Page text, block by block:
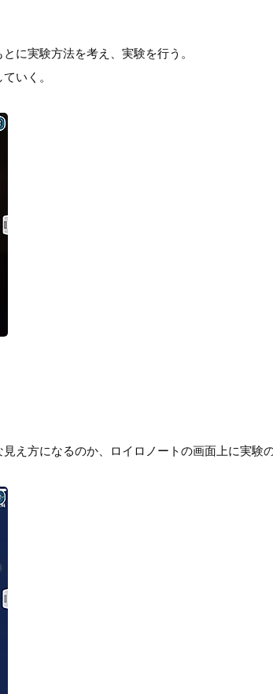
に実験方法を考え、実験を行う。
いく。
え方になるのか、ロイロノートの画面上に実験